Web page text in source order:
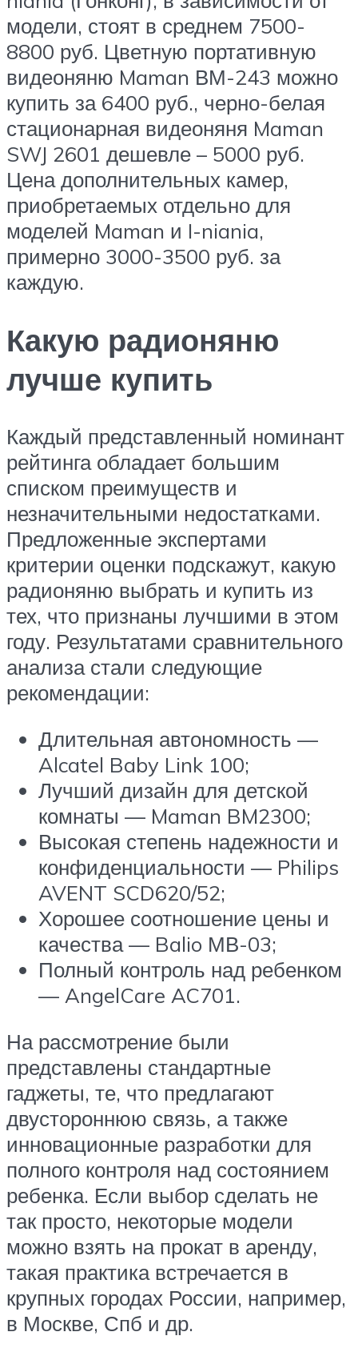
модели, стоят в среднем 7500-
8800 руб. Цветную портативную
видеоняню Maman ВМ-243 можно
купить за 6400 руб., черно-белая
стационарная видеоняня Maman
SWJ 2601 дешевле – 5000 руб.
Цена дополнительных камер,
приобретаемых отдельно для
моделей Maman и I-niania,
примерно 3000-3500 руб. за
каждую.
Какую радионяню
лучше купить
Каждый представленный номинант
рейтинга обладает большим
списком преимуществ и
незначительными недостатками.
Предложенные экспертами
критерии оценки подскажут, какую
радионяню выбрать и купить из
тех, что признаны лучшими в этом
году. Результатами сравнительного
анализа стали следующие
рекомендации:
Длительная автономность —
Alcatel Baby Link 100;
Лучший дизайн для детской
комнаты — Maman BM2300;
Высокая степень надежности и
конфиденциальности — Philips
AVENT SCD620/52;
Хорошее соотношение цены и
качества — Balio МВ-03;
Полный контроль над ребенком
— AngelCare AC701.
На рассмотрение были
представлены стандартные
гаджеты, те, что предлагают
двустороннюю связь, а также
инновационные разработки для
полного контроля над состоянием
ребенка. Если выбор сделать не
так просто, некоторые модели
можно взять на прокат в аренду,
такая практика встречается в
крупных городах России, например,
в Москве, Спб и др.